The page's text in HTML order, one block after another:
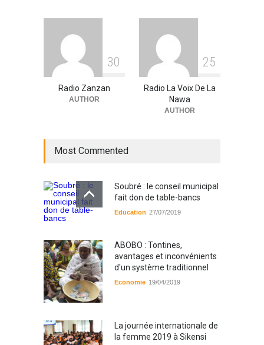
30
Radio Zanzan
AUTHOR
25
Radio La Voix De La
Nawa
AUTHOR
Most Commented
Soubré : le conseil municipal
fait don de table-bancs
Education 27/07/2019
ABOBO : Tontines,
avantages et inconvénients
d'un système traditionnel
Economie 19/04/2019
La journée internationale de
la femme 2019 à Sikensi